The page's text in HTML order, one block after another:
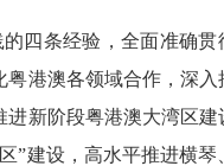
四条经验，全面准确贯
港澳各领域合作，深入
进新阶段粤港澳大湾区
”建设，高水平推进横琴